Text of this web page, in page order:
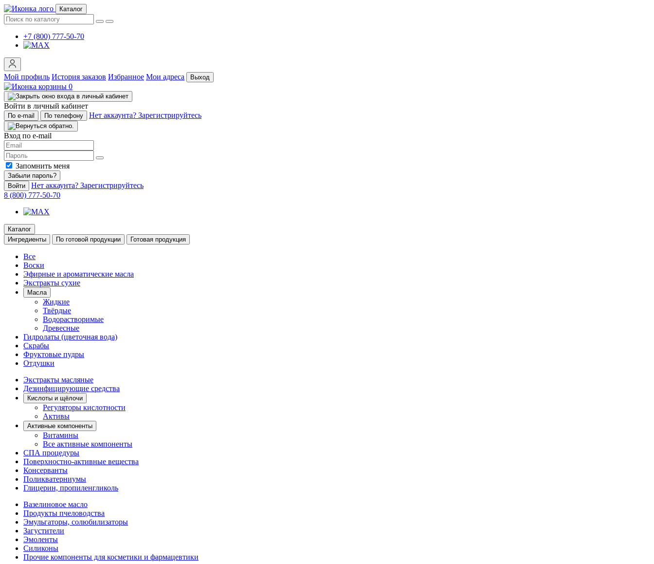
Каталог
+7 (800) 777-50-70
Мой профиль История заказов Избранное Мои адреса Выход
0
Войти в личный кабинет
По e-mail По телефону Нет аккаунта? Зарегистрируйтесь
Вход по e-mail
Запомнить меня
Забыли пароль?
Войти
Нет аккаунта? Зарегистрируйтесь
8 (800) 777-50-70
Каталог
Ингредиенты
По готовой продукции Готовая продукция
Все
Воски
Эфирные и ароматические масла
Экстракты сухие
Масла
Жидкие
Твёрдые
Водорастворимые
Древесные
Гидролаты (цветочная вода)
Скрабы
Фруктовые пудры
Отдушки
Экстракты масляные
Дезинфицирующие средства
Кислоты и щёлочи
Регуляторы кислотности
Активы
Активные компоненты
Витамины
Все активные компоненты
СПА процедуры
Поверхностно-активные вещества
Консерванты
Поликватерниумы
Глицерин, пропиленгликоль
Вазелиновое масло
Продукты пчеловодства
Эмульгаторы, солюбилизаторы
Загустители
Эмоленты
Силиконы
Прочие компоненты для косметики и фармацевтики